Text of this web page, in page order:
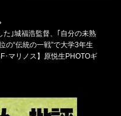
｣城福浩監督、｢自分の未熟
の“伝統の一戦”で大学3年生
･マリノス】原悦生PHOTOギ